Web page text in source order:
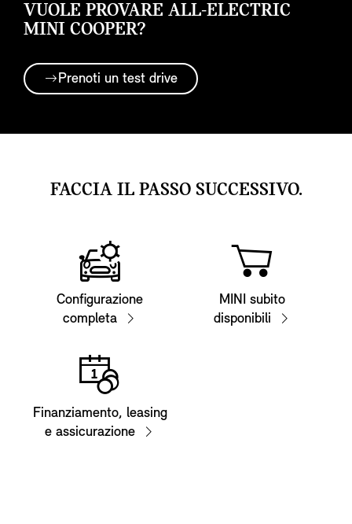
VUOLE PROVARE ALL-ELECTRIC
MINI COOPER?
Prenoti un test drive
FACCIA IL PASSO SUCCESSIVO.
Configurazione
completa
MINI subito
disponibili
Finanziamento, leasing
e assicurazione